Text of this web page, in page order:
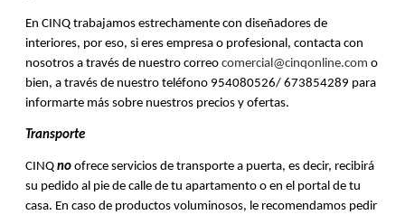
En CINQ trabajamos estrechamente con diseñadores de
interiores, por eso, si eres empresa o profesional, contacta con
nosotros a través de nuestro correocomercial@cinqonline.com o
bien, a través de nuestro teléfono 954080526/ 673854289 para
informarte más sobre nuestros precios y ofertas.
Transporte
CINQno ofrece servicios de transporte a puerta, es decir, recibirá
su pedido al pie de calle de tu apartamento o en el portal de tu
casa. En caso de productos voluminosos, le recomendamos pedir